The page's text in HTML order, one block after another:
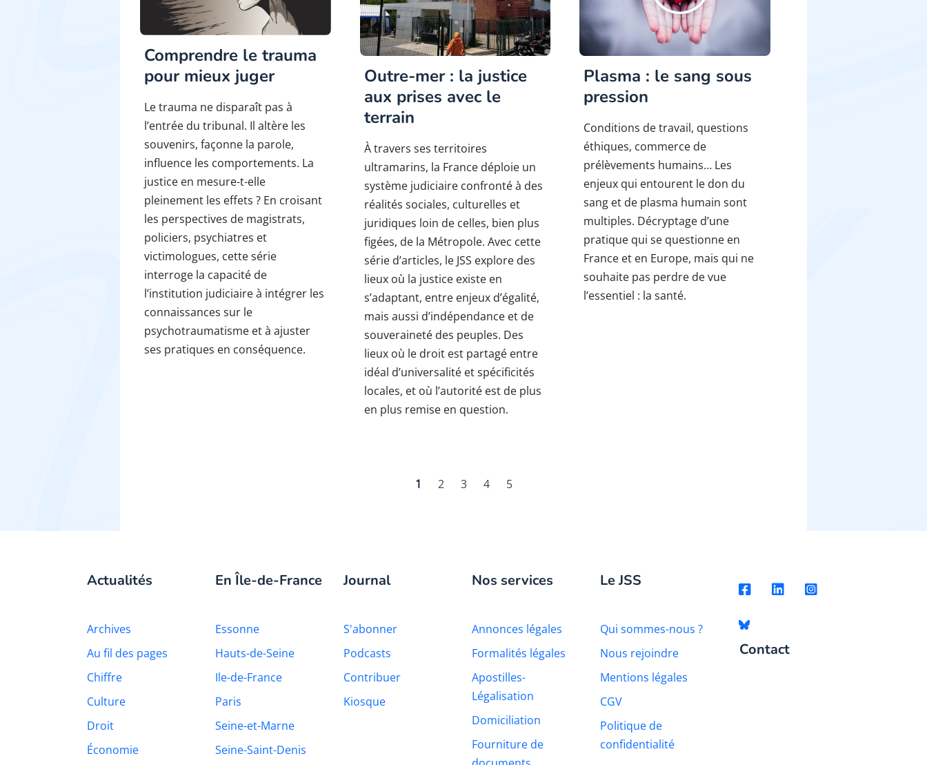
Comprendre le trauma
pour mieux juger
Le trauma ne disparaît pas à
l’entrée du tribunal. Il altère les
souvenirs, façonne la parole,
influence les comportements. La
justice en mesure-t-elle
pleinement les effets ? En croisant
les perspectives de magistrats,
policiers, psychiatres et
victimologues, cette série
interroge la capacité de
l’institution judiciaire à intégrer les
connaissances sur le
psychotraumatisme et à ajuster
ses pratiques en conséquence.
Outre-mer : la justice
aux prises avec le
terrain
À travers ses territoires
ultramarins, la France déploie un
système judiciaire confronté à des
réalités sociales, culturelles et
juridiques loin de celles, bien plus
figées, de la Métropole. Avec cette
série d’articles, le JSS explore des
lieux où la justice existe en
s’adaptant, entre enjeux d’égalité,
mais aussi d’indépendance et de
souveraineté des peuples. Des
lieux où le droit est partagé entre
idéal d’universalité et spécificités
locales, et où l’autorité est de plus
en plus remise en question.
Plasma : le sang sous
pression
Conditions de travail, questions
éthiques, commerce de
prélèvements humains… Les
enjeux qui entourent le don du
sang et de plasma humain sont
multiples. Décryptage d’une
pratique qui se questionne en
France et en Europe, mais qui ne
souhaite pas perdre de vue
l’essentiel : la santé.
1 2 3 4 5
Actualités
Archives
Au fil des pages
Chiffre
Culture
Droit
Économie
En Île-de-France
Essonne
Hauts-de-Seine
Ile-de-France
Paris
Seine-et-Marne
Seine-Saint-Denis
Journal
S'abonner
Podcasts
Contribuer
Kiosque
Nos services
Annonces légales
Formalités légales
Apostilles-
Légalisation
Domiciliation
Fourniture de
Le JSS
Qui sommes-nous ?
Nous rejoindre
Mentions légales
CGV
Politique de
confidentialité
Contact